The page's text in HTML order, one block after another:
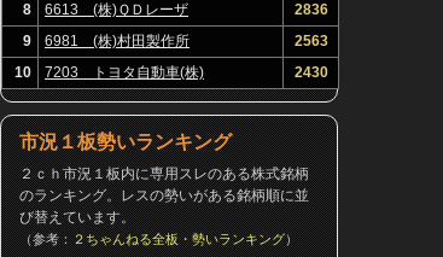
8
6613 (株)ＱＤレーザ
2836
9
6981 (株)村田製作所
2563
10
7203 トヨタ自動車(株) 2430
市況１板勢いランキング
２ｃｈ市況１板内に専用スレのある株式銘柄
のランキング。レスの勢いがある銘柄順に並
び替えています。
（参考：２ちゃんねる全板・勢いランキング）